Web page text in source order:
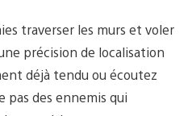
traverser les murs et voler
précision de localisation
déjà tendu ou écoutez
des ennemis qui